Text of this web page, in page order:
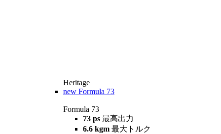
Heritage
new Formula 73
Formula 73
73 ps 最高出力
6.6 kgm 最大トルク